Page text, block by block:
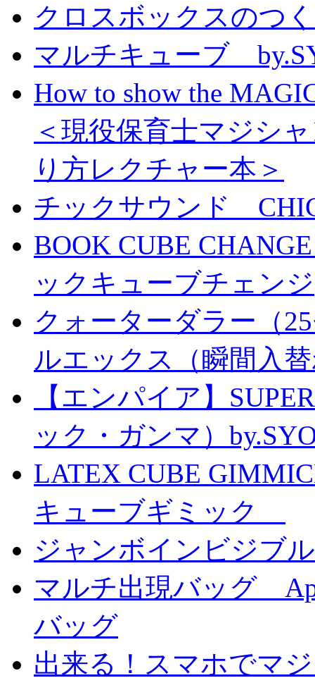
クロスボックスのつ
マルチキューブ
How to show the
＜現役保育士マジシ
り方レクチャー本＞
チックサウンド
BOOK CUBE
ックキューブチェンジ
クォーターダラー（
ルエックス（瞬間入
【エンパイア】
ック・ガンマ）
LATEX CUBE
キューブギミック
ジャンボインビジブ
マルチ出現バッグ
バッグ
出来る！スマホでマ